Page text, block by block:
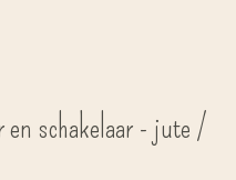
schakelaar - jute /